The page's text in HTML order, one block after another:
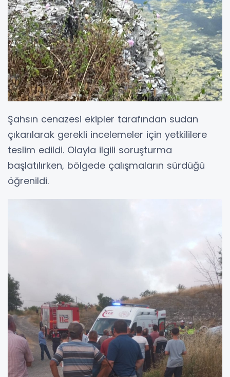
Şahsın cenazesi ekipler tarafından sudan
çıkarılarak gerekli incelemeler için yetkililere
teslim edildi. Olayla ilgili soruşturma
başlatılırken, bölgede çalışmaların sürdüğü
öğrenildi.